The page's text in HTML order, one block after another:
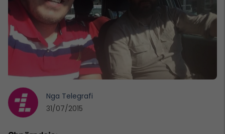
Nga Telegrafi
31/07/2015